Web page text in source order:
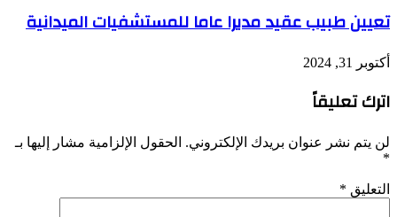
تعيين طبيب عقيد مديرا عاما للمستشفيات الميدانية
أكتوبر 31, 2024
اترك تعليقاً
لن يتم نشر عنوان بريدك الإلكتروني. الحقول الإلزامية مشار إليها بـ
*
التعليق *